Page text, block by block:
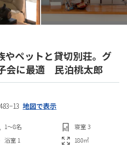
やペットと貸切別荘。グ
会に最適 民泊桃太郎
地図で表示
1〜8名 寝室 3
浴室 1 180㎡